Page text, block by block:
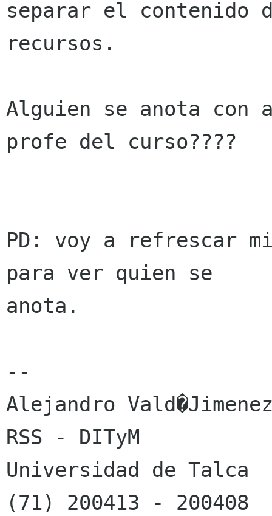
separar el contenido
recursos.
Alguien se anota con
profe del curso????
PD: voy a refrescar
para ver quien se
anota.
--
Alejandro
RSS - DITyM
Universidad de Talca
(71) 200413 - 200408